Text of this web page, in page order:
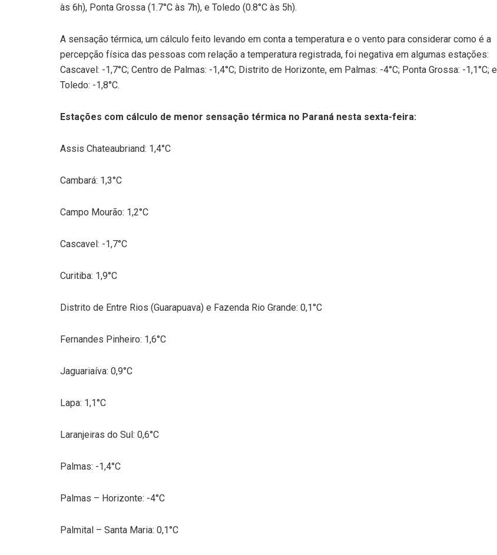
às 6h), Ponta Grossa (1.7°C às 7h), e Toledo (0.8°C às 5h).
A sensação térmica, um cálculo feito levando em conta a temperatura e o vento para considerar como é a
percepção física das pessoas com relação a temperatura registrada, foi negativa em algumas estações:
Cascavel: -1,7°C; Centro de Palmas: -1,4°C; Distrito de Horizonte, em Palmas: -4°C; Ponta Grossa: -1,1°C; e
Toledo: -1,8°C.
Estações com cálculo de menor sensação térmica no Paraná nesta sexta-feira:
Assis Chateaubriand: 1,4°C
Cambará: 1,3°C
Campo Mourão: 1,2°C
Cascavel: -1,7°C
Curitiba: 1,9°C
Distrito de Entre Rios (Guarapuava) e Fazenda Rio Grande: 0,1°C
Fernandes Pinheiro: 1,6°C
Jaguariaíva: 0,9°C
Lapa: 1,1°C
Laranjeiras do Sul: 0,6°C
Palmas: -1,4°C
Palmas – Horizonte: -4°C
Palmital – Santa Maria: 0,1°C